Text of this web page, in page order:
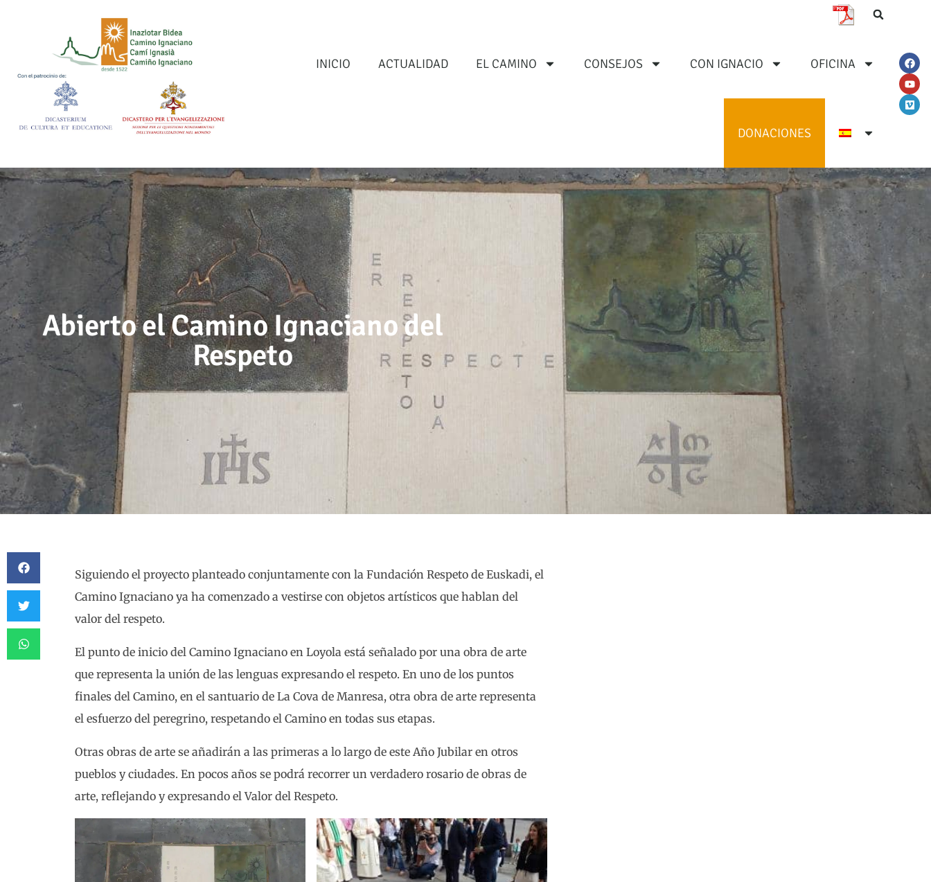
INICIO ACTUALIDAD EL CAMINO CONSEJOS CON IGNACIO OFICINA
DONACIONES
Abierto el Camino Ignaciano del
Respeto
Siguiendo el proyecto planteado conjuntamente con la Fundación Respeto de Euskadi, el
Camino Ignaciano ya ha comenzado a vestirse con objetos artísticos que hablan del
valor del respeto.
El punto de inicio del Camino Ignaciano en Loyola está señalado por una obra de arte
que representa la unión de las lenguas expresando el respeto. En uno de los puntos
finales del Camino, en el santuario de La Cova de Manresa, otra obra de arte representa
el esfuerzo del peregrino, respetando el Camino en todas sus etapas.
Otras obras de arte se añadirán a las primeras a lo largo de este Año Jubilar en otros
pueblos y ciudades. En pocos años se podrá recorrer un verdadero rosario de obras de
arte, reflejando y expresando el Valor del Respeto.